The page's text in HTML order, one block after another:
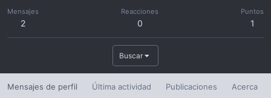
Mensajes
2
Reacciones
0
Puntos
1
Buscar
Mensajes de perfil Última actividad Publicaciones Acerca